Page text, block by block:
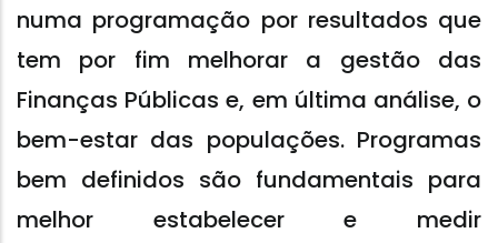
numa programação por resultados que
tem por fim melhorar a gestão das
Finanças Públicas e, em última análise, o
bem-estar das populações. Programas
bem definidos são fundamentais para
melhor estabelecer e medir